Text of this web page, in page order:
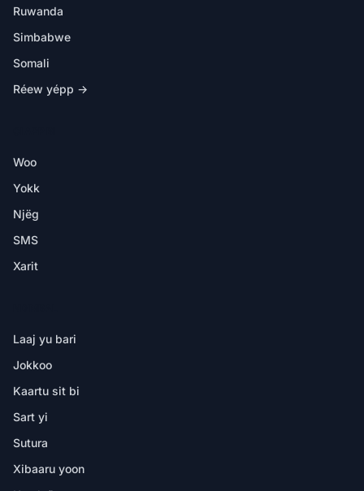
Ruwanda
Simbabwe
Somali
Réew yépp →
Woo
Yokk
Njëg
SMS
Xarit
Laaj yu bari
Jokkoo
Kaartu sit bi
Sart yi
Sutura
Xibaaru yoon